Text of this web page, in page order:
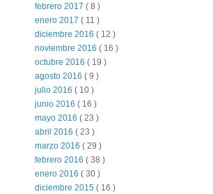
febrero 2017 ( 8 )
enero 2017 ( 11 )
diciembre 2016 ( 12 )
noviembre 2016 ( 16 )
octubre 2016 ( 19 )
agosto 2016 ( 9 )
julio 2016 ( 10 )
junio 2016 ( 16 )
mayo 2016 ( 23 )
abril 2016 ( 23 )
marzo 2016 ( 29 )
febrero 2016 ( 38 )
enero 2016 ( 30 )
diciembre 2015 ( 16 )